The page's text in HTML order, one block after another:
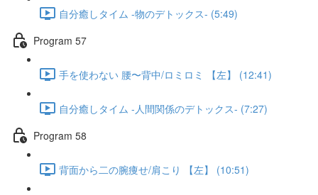
自分癒しタイム -物のデトックス- (5:49)
Program 57
手を使わない 腰〜背中/ロミロミ 【左】 (12:41)
自分癒しタイム -人間関係のデトックス- (7:27)
Program 58
背面から二の腕痩せ/肩こり 【左】 (10:51)